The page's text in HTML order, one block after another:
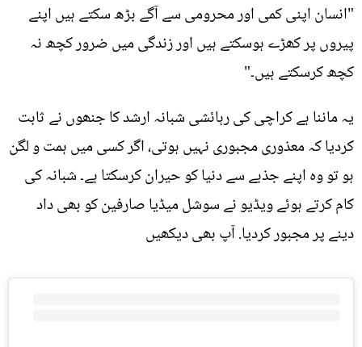
"انسان اپنی کمی اور محرومی سے آگے بڑھ سکتے ہیں اپنے
پیروں پر کھڑے ہوسکتے ہیں اور زندگی میں ضرور کچھ نہ
کچھ کرسکتے ہیں۔"
یہ ماننا ہے کراچی کی رہائشی شبانہ ارشد کا جنھوں نے ثابت
کردیا کہ معذوری مجبوری نہیں ہوتی، اگر کسی میں ہمت و لگن
ہو تو وہ اپنے جذبے سے دنیا کو حیران کرسکتا ہے۔ شبانہ کی
کام کرتے ہوئے ویڈیو نے سوشل میڈیا صارفین کو بھی داد
دینے پر مجبور کردیا. آپ بھی دیکھیں